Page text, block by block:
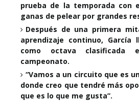
prueba de la temporada con
ganas de pelear por grandes
Después de una primera
aprendizaje continuo,
como octava
campeonato.
“Vamos a un circuito que es
donde creo que tendré más
que es lo que me gusta”.